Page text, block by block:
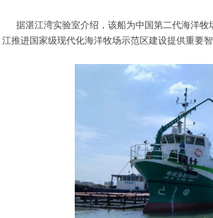
据湛江湾实验室介绍，该船为中国第二代海洋牧
江推进国家级现代化海洋牧场示范区建设提供重要智